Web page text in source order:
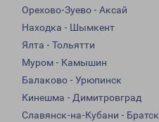
Орехово-Зуево - Аксай
Находка - Шымкент
Ялта - Тольятти
Муром - Камышин
Балаково - Урюпинск
Кинешма - Димитровград
Славянск-на-Кубани - Братск